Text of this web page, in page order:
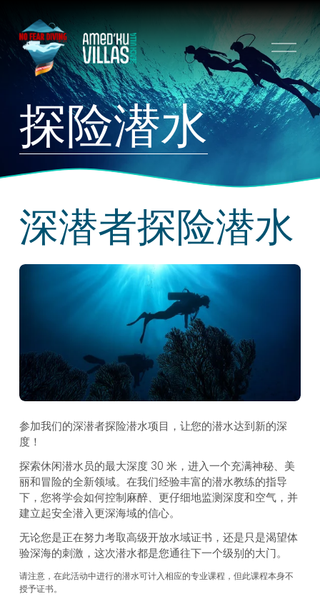
打
开
菜
单
探险潜水
深潜者探险潜水
参加我们的深潜者探险潜水项目，让您的潜水达到新的深
度！
探索休闲潜水员的最大深度 30 米，进入一个充满神秘、美
丽和冒险的全新领域。在我们经验丰富的潜水教练的指导
下，您将学会如何控制麻醉、更仔细地监测深度和空气，并
建立起安全潜入更深海域的信心。
无论您是正在努力考取高级开放水域证书，还是只是渴望体
验深海的刺激，这次潜水都是您通往下一个级别的大门。
请注意，在此活动中进行的潜水可计入相应的专业课程，但此课程本身不
授予证书。